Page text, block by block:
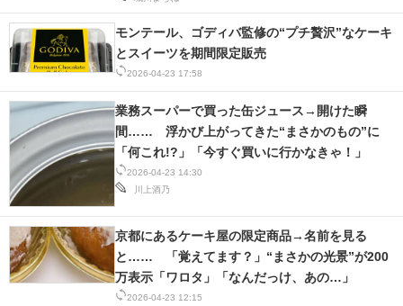
2026-04-23 17:58
モンテール、ゴディバ監修の“プチ贅沢”なケーキ
とスイーツを期間限定販売
2026-04-23 14:30
川上酒乃
業務スーパーで買った缶ジュース→開けた瞬
間…… 浮かび上がってきた“まさかのもの”に
「何これ!?」「今すぐ買いに行かなきゃ！」
2026-04-23 12:15
京都にあるケーキ屋の限定商品→名前を見る
と…… 「覚えてます？」“まさかの光景”が200
万表示「ワロタ」「なんだっけ、あの…」